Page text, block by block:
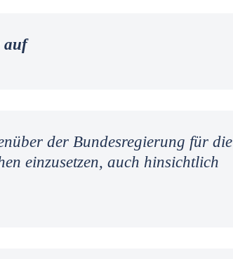
auf
der Bundesregierung für die
einzusetzen, auch hinsichtlich